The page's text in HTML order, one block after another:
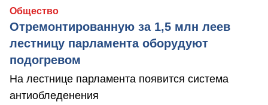
Общество
Отремонтированную за 1,5 млн леев
лестницу парламента оборудуют
подогревом
На лестнице парламента появится система
антиобледенения